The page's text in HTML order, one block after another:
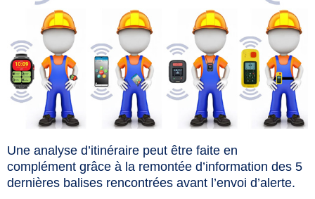
Une analyse d’itinéraire peut être faite en
complément grâce à la remontée d’information des 5
dernières balises rencontrées avant l’envoi d’alerte.